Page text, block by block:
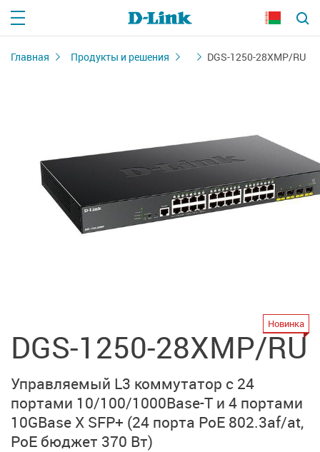
Главная Продукты и решения DGS-1250-28XMP/RU
DGS-1250-28XMP/RU
Новинка
Управляемый L3 коммутатор c 24
портами 10/100/1000Base-T и 4 портами
10GBase X SFP+ (24 порта PoE 802.3af/at,
PoE бюджет 370 Вт)